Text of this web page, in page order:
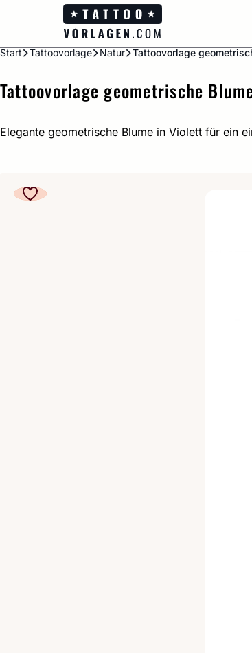
Start Tattoovorlage Natur Tattoovorlage
Tattoovorlage geometrische
Elegante geometrische Blume in Violett für ein